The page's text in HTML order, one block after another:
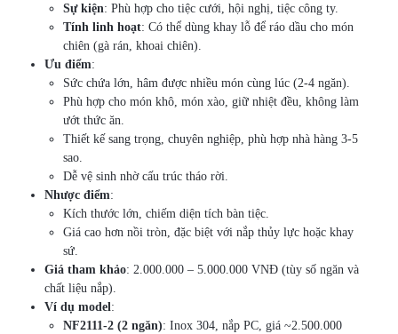
Sự kiện: Phù hợp cho tiệc cưới, hội nghị, tiệc công ty.
Tính linh hoạt: Có thể dùng khay lỗ để ráo dầu cho món
chiên (gà rán, khoai chiên).
Ưu điểm:
Sức chứa lớn, hâm được nhiều món cùng lúc (2-4 ngăn).
Phù hợp cho món khô, món xào, giữ nhiệt đều, không làm
ướt thức ăn.
Thiết kế sang trọng, chuyên nghiệp, phù hợp nhà hàng 3-5
sao.
Dễ vệ sinh nhờ cấu trúc tháo rời.
Nhược điểm:
Kích thước lớn, chiếm diện tích bàn tiệc.
Giá cao hơn nồi tròn, đặc biệt với nắp thủy lực hoặc khay
sứ.
Giá tham khảo: 2.000.000 – 5.000.000 VNĐ (tùy số ngăn và
chất liệu nắp).
Ví dụ model :
NF2111-2 (2 ngăn): Inox 304, nắp PC, giá ~2.500.000